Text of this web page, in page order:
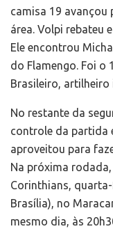
camisa 19 avançou
área. Volpi rebateu
Ele encontrou
do Flamengo. Foi o
Brasileiro,
No restante da
controle da partida
aproveitou para
Na próxima
Corinthians,
Brasília), no
mesmo dia, às